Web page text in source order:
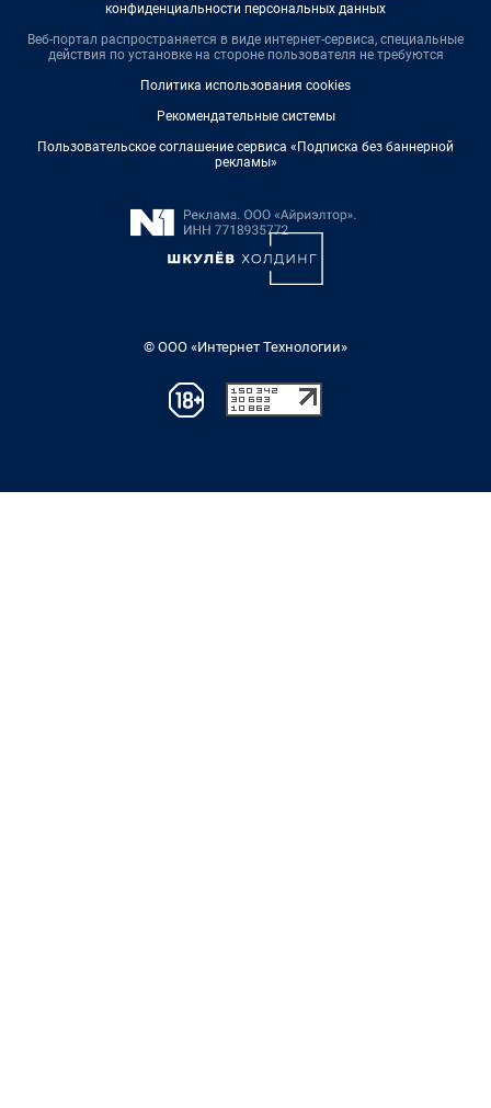
конфиденциальности персональных данных
Веб-портал распространяется в виде интернет-сервиса, специальные
действия по установке на стороне пользователя не требуются
Политика использования cookies
Рекомендательные системы
Пользовательское соглашение сервиса «Подписка без баннерной
рекламы»
© ООО «Интернет Технологии»